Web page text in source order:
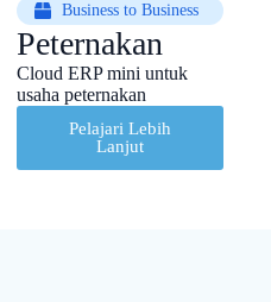
Business to Business
Peternakan
Cloud ERP mini untuk
usaha peternakan
Pelajari Lebih
Lanjut